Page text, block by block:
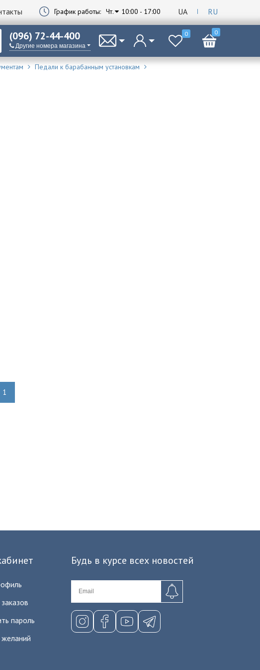
График работы: Чт. 10:00 - 17:00 UA RU
(096) 72-44-400
Другие номера магазина
0 0
Педали к барабанным установкам
1
пароль
Будь в курсе всех новостей